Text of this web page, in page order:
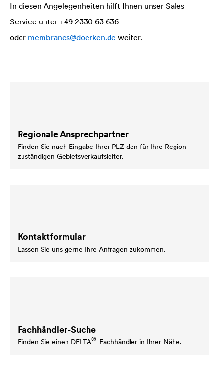
In diesen Angelegenheiten hilft Ihnen unser Sales
Service unter +49 2330 63 636
oder membranes@doerken.de weiter.
Regionale Ansprechpartner
Finden Sie nach Eingabe Ihrer PLZ den für Ihre Region
zuständigen Gebietsverkaufsleiter.
Kontaktformular
Lassen Sie uns gerne Ihre Anfragen zukommen.
Fachhändler-Suche
Finden Sie einen DELTA®-Fachhändler in Ihrer Nähe.